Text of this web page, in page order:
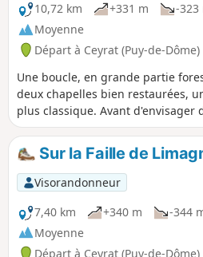
10,72 km
+331 m -323
Moyenne
Départ à Ceyrat (Puy-de-Dôme)
Une boucle, en grande partie
deux chapelles bien restaurées,
plus classique. Avant d'envisager
assurez-vous du programme des
automobile de Charade et
évènement prévu : très fortes
Sur la Faille de
Visorandonneur
7,40 km
+340 m -344
Moyenne
Départ à Ceyrat (Puy-de-Dôme)